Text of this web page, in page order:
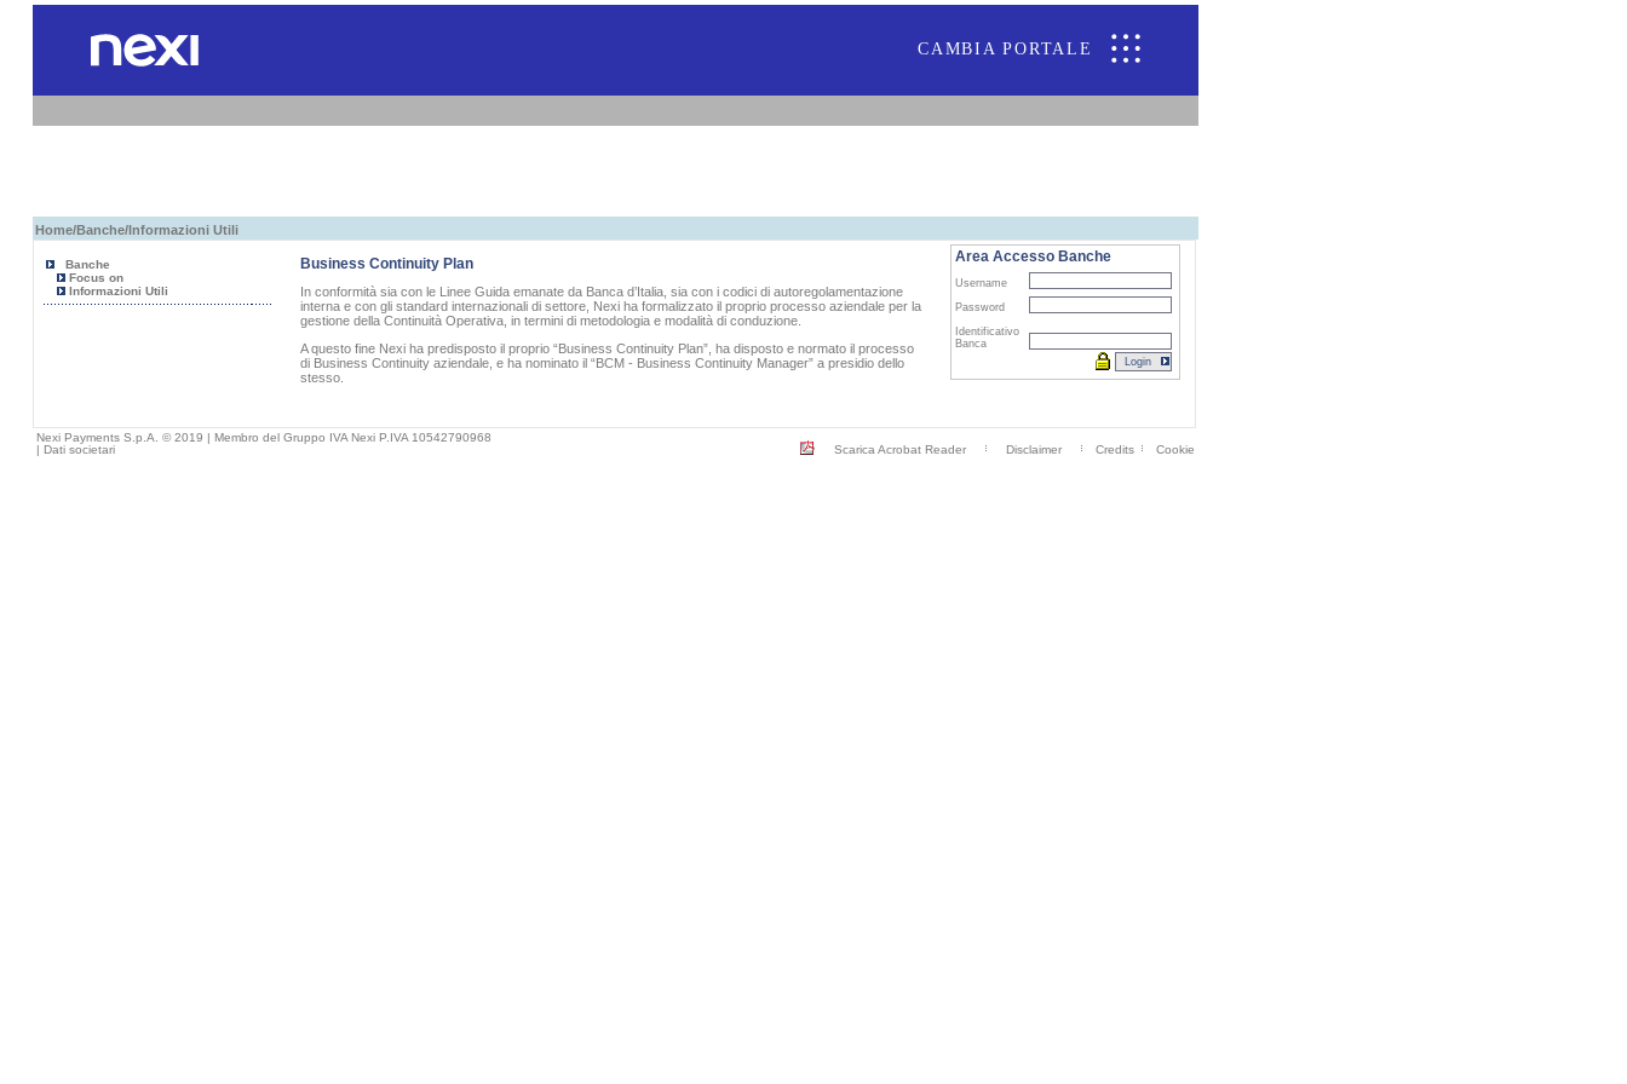
CAMBIA PORTALE
Home/Banche/Informazioni Utili
Banche
Focus on
Informazioni Utili
Business Continuity Plan
In conformità sia con le Linee Guida emanate da Banca d’Italia, sia con i codici di autoregolamentazione
interna e con gli standard internazionali di settore, Nexi ha formalizzato il proprio processo aziendale per la
gestione della Continuità Operativa, in termini di metodologia e modalità di conduzione.
A questo fine Nexi ha predisposto il proprio “Business Continuity Plan”, ha disposto e normato il processo
di Business Continuity aziendale, e ha nominato il “BCM - Business Continuity Manager” a presidio dello
stesso.
Area Accesso Banche
Username
Password
Identificativo
Banca
Nexi Payments S.p.A. © 2019 | Membro del Gruppo IVA Nexi P.IVA 10542790968
| Dati societari Scarica Acrobat Reader Disclaimer Credits Cookie